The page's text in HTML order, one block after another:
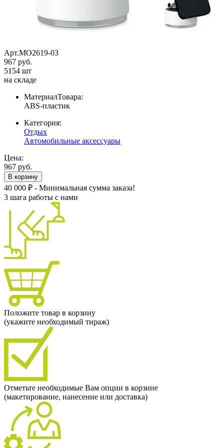
Арт.MO2619-03
967 руб.
5154 шт
на складе
МатериалТовара:
ABS-пластик
Категория:
Отдых
Автомобильные аксессуары
Цена:
967 руб.
В корзину
40 000 ₽ - Минимальная сумма заказа!
3 шага работы с нами
Положите товар в корзину
(укажите необходимый тираж)
Отметьте необходимые Вам опции в корзине
(макетирование, нанесение или доставка)